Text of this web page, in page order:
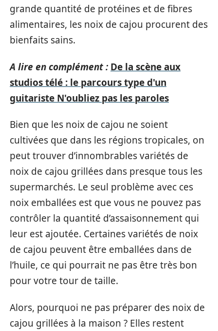
grande quantité de protéines et de fibres
alimentaires, les noix de cajou procurent des
bienfaits sains.
A lire en complément : De la scène aux
studios télé : le parcours type d'un
guitariste N'oubliez pas les paroles
Bien que les noix de cajou ne soient
cultivées que dans les régions tropicales, on
peut trouver d’innombrables variétés de
noix de cajou grillées dans presque tous les
supermarchés. Le seul problème avec ces
noix emballées est que vous ne pouvez pas
contrôler la quantité d’assaisonnement qui
leur est ajoutée. Certaines variétés de noix
de cajou peuvent être emballées dans de
l’huile, ce qui pourrait ne pas être très bon
pour votre tour de taille.
Alors, pourquoi ne pas préparer des noix de
cajou grillées à la maison ? Elles restent